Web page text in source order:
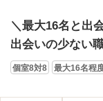
＼最大16名と出
出会いの少ない
個室8対8 最大16名程